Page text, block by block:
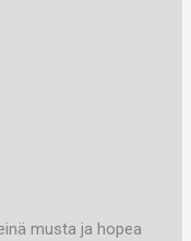
musta ja hopea